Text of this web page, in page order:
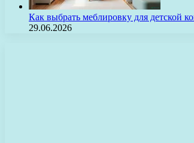
Как выбрать меблировку для детской
29.06.2026